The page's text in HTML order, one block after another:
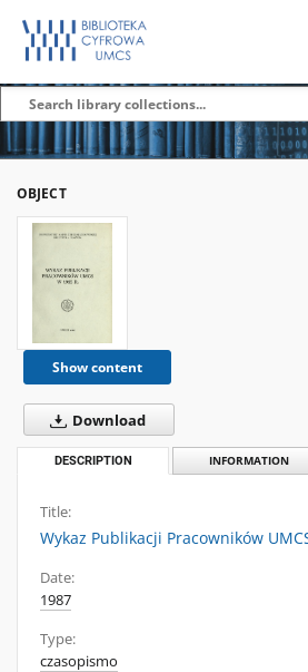
OBJECT
Show content
Download
DESCRIPTION INFORMATION
Title:
Wykaz Publikacji Pracowników
Date:
1987
Type:
czasopismo